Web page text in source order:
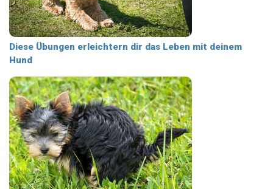
Diese Übungen erleichtern dir das Leben mit deinem
Hund